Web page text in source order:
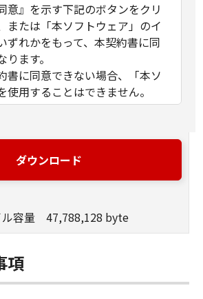
意』を示す下記のボタンをクリ
または「本ソフトウェア」のイ
ずれかをもって、本契約書に同
ます。
書に同意できない場合、「本ソ
使用することはできません。
お客様が「キヤノン製品」を利
めに、「キヤノン製品」に直接
いては、「本ソフトウェア」を
コンピューターにおいて表示す
すること、もしくは実行する
含むものとします。）するため
ダウンロード
ル容量 47,788,128 byte
項